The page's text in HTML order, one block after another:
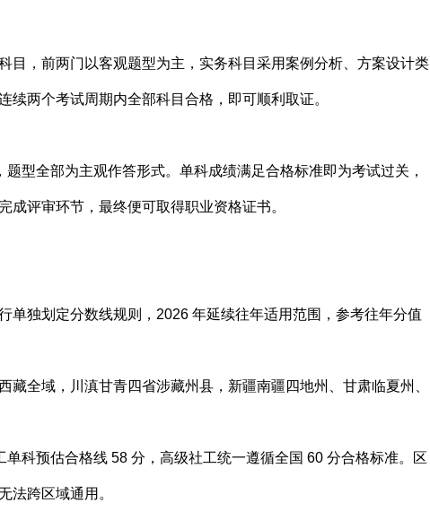
目，前两门以客观题型为主，实务科目采用案例分析、方案设计类
续两个考试周期内全部科目合格，即可顺利取证。
型全部为主观作答形式。单科成绩满足合格标准即为考试过关，
评审环节，最终便可取得职业资格证书。
单独划定分数线规则，2026 年延续往年适用范围，参考往年分值
藏全域，川滇甘青四省涉藏州县，新疆南疆四地州、甘肃临夏州、
科预估合格线 58 分，高级社工统一遵循全国 60 分合格标准。区
法跨区域通用。